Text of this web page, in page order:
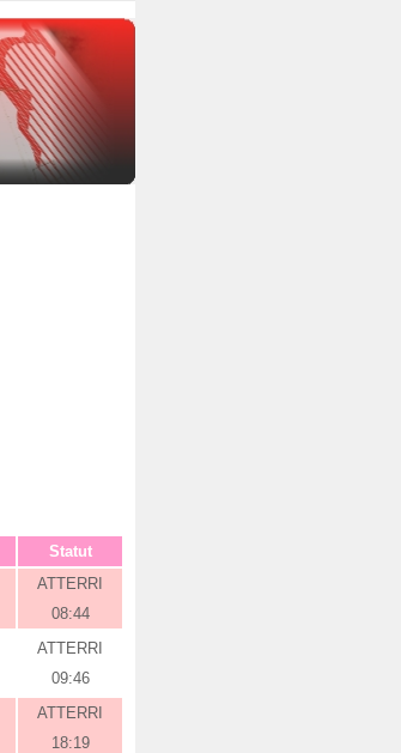
Statut
ATTERRI
08:44
ATTERRI
09:46
ATTERRI
18:19